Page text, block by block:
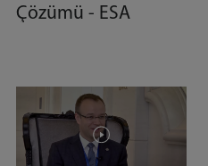
Çözümü - ESA